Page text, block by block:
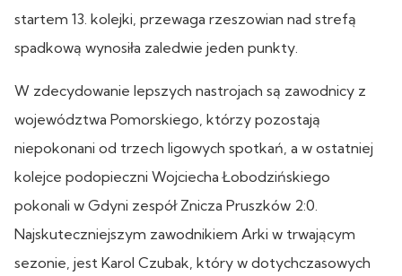
startem 13. kolejki, przewaga rzeszowian nad strefą
spadkową wynosiła zaledwie jeden punkty.
W zdecydowanie lepszych nastrojach są zawodnicy z
województwa Pomorskiego, którzy pozostają
niepokonani od trzech ligowych spotkań, a w ostatniej
kolejce podopieczni Wojciecha Łobodzińskiego
pokonali w Gdyni zespół Znicza Pruszków 2:0.
Najskuteczniejszym zawodnikiem Arki w trwającym
sezonie, jest Karol Czubak, który w dotychczasowych